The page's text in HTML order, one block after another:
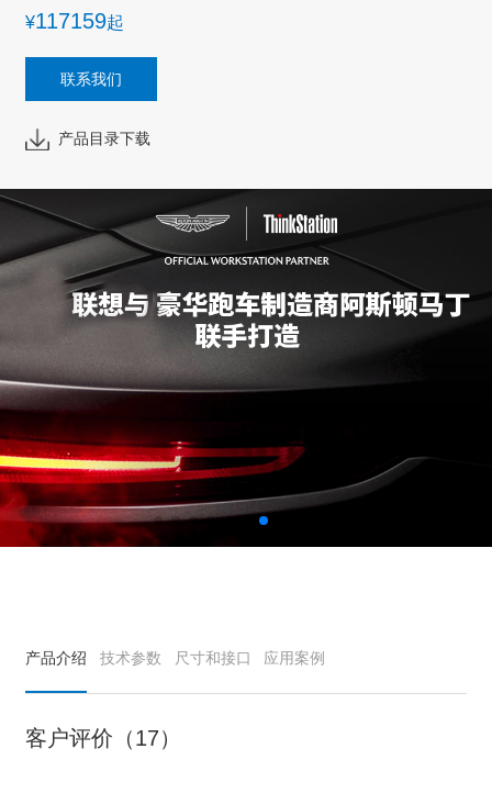
¥117159起
联系我们
产品目录下载
产品介绍 技术参数 尺寸和接口 应用案例
客户评价（17）